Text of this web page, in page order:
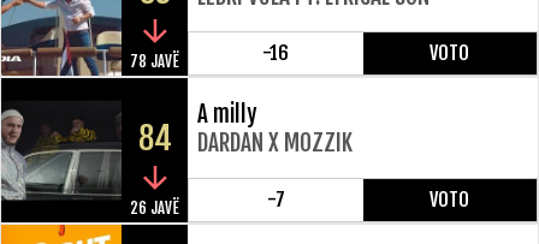
78 JAVË -16 VOTO
84
26 JAVË
A milly
DARDAN X MOZZIK
-7 VOTO